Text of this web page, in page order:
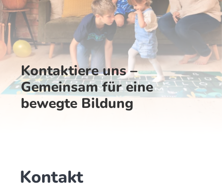
Kontaktiere uns –
Gemeinsam für eine
bewegte Bildung
Kontakt